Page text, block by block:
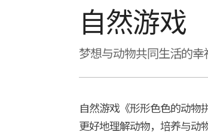
自然游戏
梦想与动物共同生活的幸
自然游戏《形形色色的动物
更好地理解动物，培养与动